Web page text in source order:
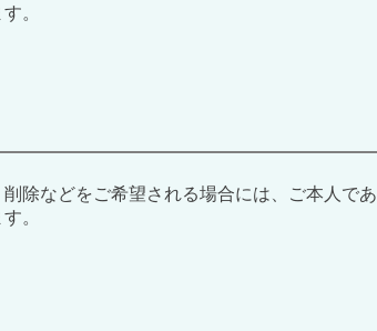
。
除などをご希望される場合には、ご本人であ
。